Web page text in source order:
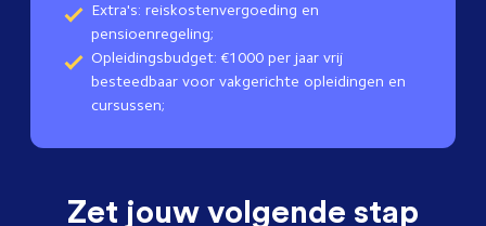
Extra's: reiskostenvergoeding en
pensioenregeling;
Opleidingsbudget: €1000 per jaar vrij
besteedbaar voor vakgerichte opleidingen en
cursussen;
Zet jouw volgende stap